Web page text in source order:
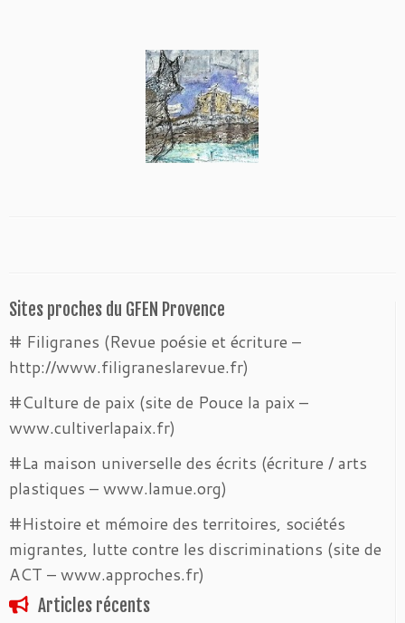
Sites proches du GFEN Provence
# Filigranes (Revue poésie et écriture –
http://www.filigraneslarevue.fr)
#Culture de paix (site de Pouce la paix –
www.cultiverlapaix.fr)
#La maison universelle des écrits (écriture / arts
plastiques – www.lamue.org)
#Histoire et mémoire des territoires, sociétés
migrantes, lutte contre les discriminations (site de
ACT – www.approches.fr)
Articles récents